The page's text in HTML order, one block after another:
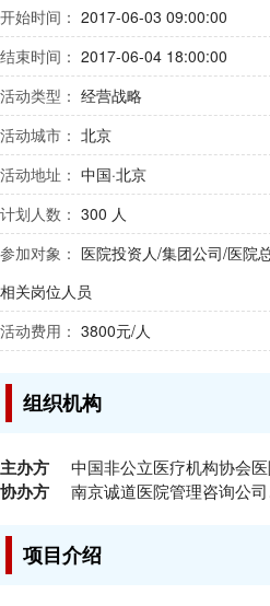
开始时间： 2017-06-03 09:00:00
结束时间： 2017-06-04 18:00:00
活动类型： 经营战略
活动城市： 北京
活动地址： 中国·北京
计划人数： 300 人
参加对象： 医院投资人/集团公司/医院
相关岗位人员
活动费用： 3800元/人
组织机构
主办方 中国非公立医疗机构协会
协办方 南京诚道医院管理咨询公
项目介绍